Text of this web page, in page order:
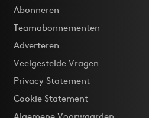
Abonneren
Teamabonnementen
Adverteren
Veelgestelde Vragen
Privacy Statement
Cookie Statement
Algemene Voorwaarden